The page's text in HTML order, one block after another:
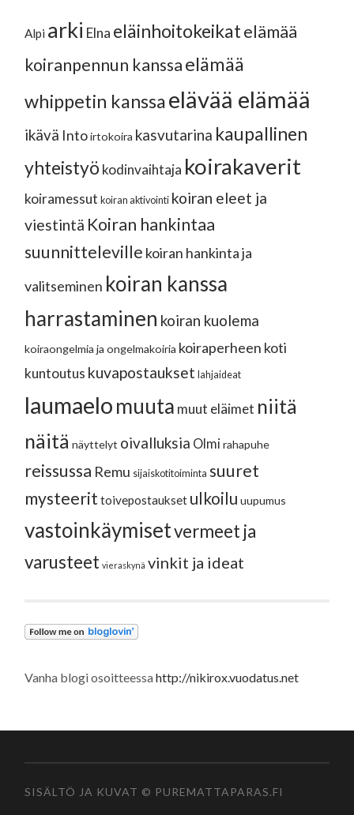
Alpi arki Elna eläinhoitokeikatelämää
koiranpennun kanssaelämää
whippetin kanssaelävää elämää
ikävä Intoirtokoira kasvutarina kaupallinen
yhteistyö kodinvaihtaja koirakaverit
koiramessut koiran aktivointi koiran eleet ja
viestintä Koiran hankintaa
suunnitteleville koiran hankinta ja
valitseminen koiran kanssa
harrastaminen koiran kuolema
koiraongelmia ja ongelmakoiria koiraperheen koti
kuntoutus kuvapostaukset lahjaideat
laumaelomuuta muut eläimet niitä
näitä näyttelyt oivalluksia Olmi rahapuhe
reissussa Remu sijaiskotitoiminta suuret
mysteerit toivepostaukset ulkoilu uupumus
vastoinkäymisetvermeet ja
varusteet vieraskynä vinkit ja ideat
Vanha blogi osoitteessahttp://nikirox.vuodatus.net
SISÄLTÖ JA KUVAT © PUREMATTAPARAS.FI